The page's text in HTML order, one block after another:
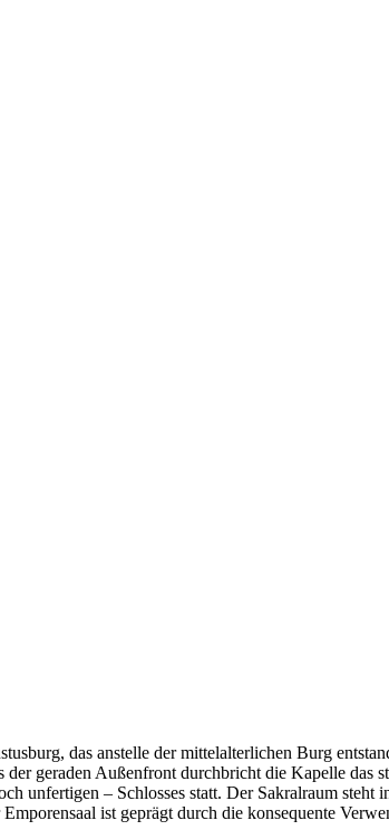
das anstelle der mittelalterlichen Burg
geraden Außenfront durchbricht die Kapelle das
unfertigen – Schlosses statt. Der Sakralraum steht
ist geprägt durch die konsequente